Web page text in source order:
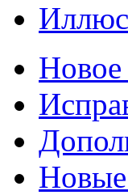
Новое
Новые